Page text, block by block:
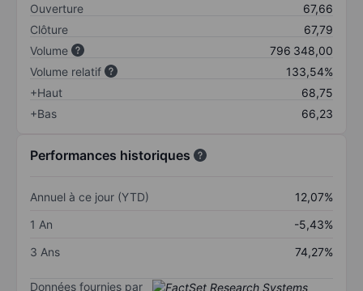
Ouverture
67,66
Clôture
67,79
Volume
796 348,00
Volume relatif
133,54%
+Haut
68,75
+Bas
66,23
Performances historiques
Annuel à ce jour (YTD)
12,07%
1 An
-5,43%
3 Ans
74,27%
Données fournies par